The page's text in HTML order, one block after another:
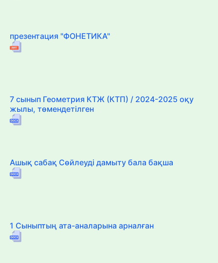
презентация "ФОНЕТИКА"
7 сынып Геометрия КТЖ (КТП) / 2024-2025 оқу
жылы, төмендетілген
Ашық сабақ Сөйлеуді дамыту бала бақша
1 Сыныптың ата-аналарына арналған